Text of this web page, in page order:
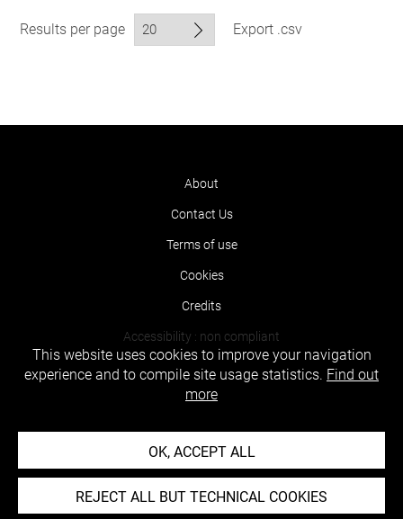
Results per page Export .csv
About
Contact Us
Terms of use
Cookies
Credits
Accessibility : non compliant
This website uses cookies to improve your navigation
experience and to compile site usage statistics. Find out
more
OK, ACCEPT ALL
REJECT ALL BUT TECHNICAL COOKIES